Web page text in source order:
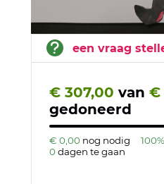
een vraag
€ 307,00 van €
gedoneerd
€ 0,00 nog nodig 100%
0 dagen te gaan